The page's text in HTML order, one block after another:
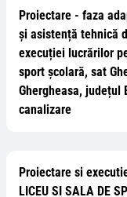
Proiectare - faza
și asistență tehnică
execuției lucrărilor
sport şcolară, sat
Ghergheasa, județul
canalizare
Proiectare si
LICEU SI SALA DE